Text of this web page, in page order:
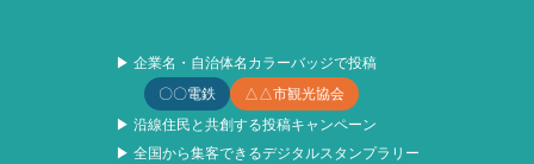
▶ 企業名・自治体名カラーバッジで投稿
〇〇電鉄
△△市観光協会
▶ 沿線住民と共創する投稿キャンペーン
▶ 全国から集客できるデジタルスタンプラリー